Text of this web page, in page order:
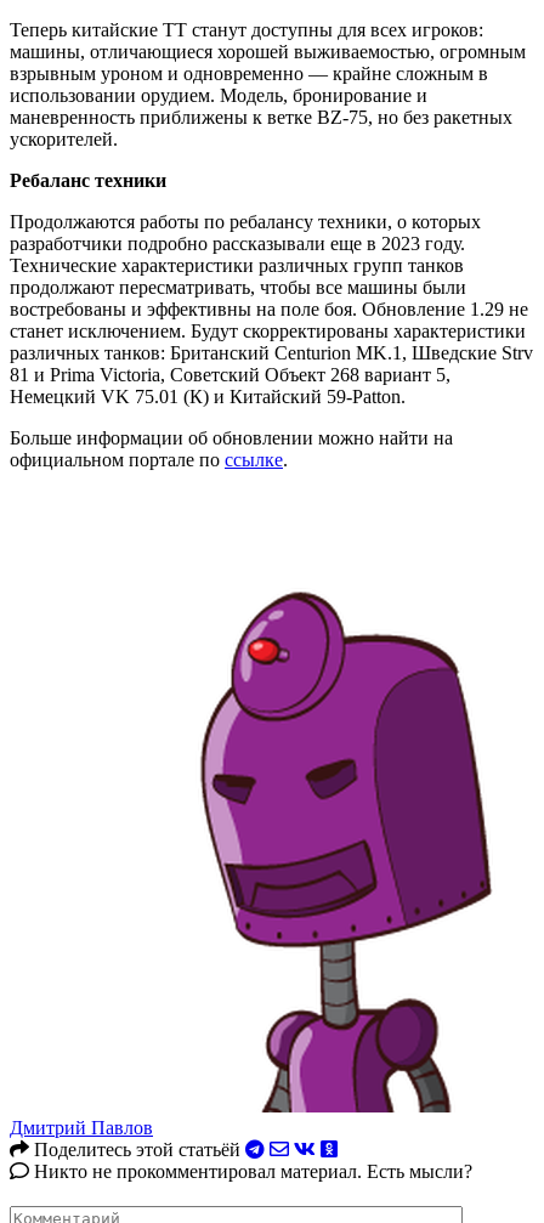
Теперь китайские ТТ станут доступны для всех игроков:
машины, отличающиеся хорошей выживаемостью, огромным
взрывным уроном и одновременно — крайне сложным в
использовании орудием. Модель, бронирование и
маневренность приближены к ветке BZ-75, но без ракетных
ускорителей.
Ребаланс техники
Продолжаются работы по ребалансу техники, о которых
разработчики подробно рассказывали еще в 2023 году.
Технические характеристики различных групп танков
продолжают пересматривать, чтобы все машины были
востребованы и эффективны на поле боя. Обновление 1.29 не
станет исключением. Будут скорректированы характеристики
различных танков: Британский Centurion MK.1, Шведские Strv
81 и Prima Victoria, Советский Объект 268 вариант 5,
Немецкий VK 75.01 (К) и Китайский 59-Patton.
Больше информации об обновлении можно найти на
официальном портале по ссылке.
Дмитрий Павлов
Поделитесь этой статьёй
Никто не прокомментировал материал. Есть мысли?